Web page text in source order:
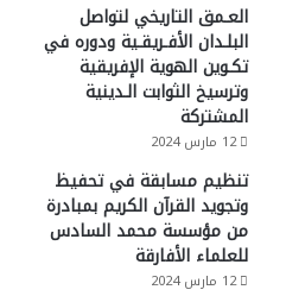
العـمق التاريخي لتواصل
البلـدان الأفـريقـية ودوره في
تكـوين الهوية الإفريقية
وترسيخ الثوابت الـدينية
المشتركة
12 مارس 2024
تنظيم مسابقة في تحفيظ
وتجويد القرآن الكريم بمبادرة
من مؤسسة محمد السادس
للعلماء الأفارقة
12 مارس 2024